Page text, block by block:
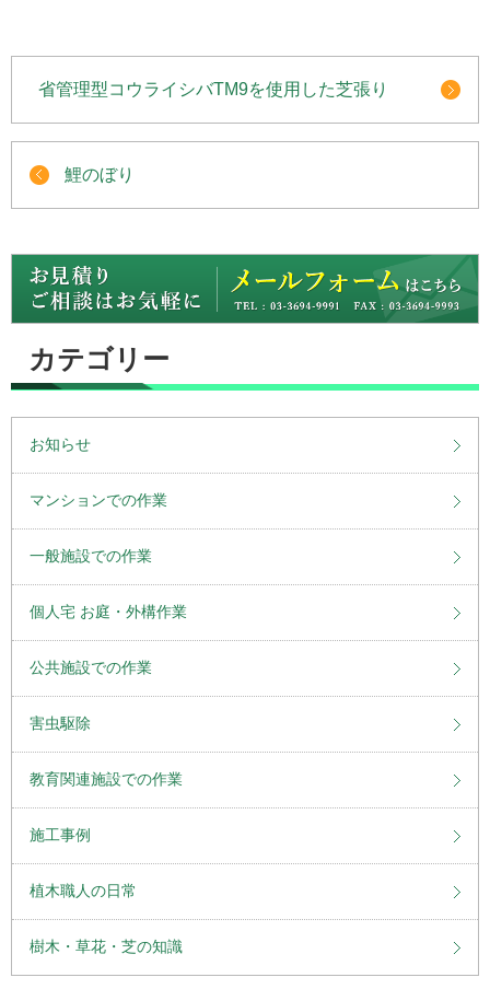
省管理型コウライシバTM9を使用した芝張り
鯉のぼり
カテゴリー
お知らせ
マンションでの作業
一般施設での作業
個人宅 お庭・外構作業
公共施設での作業
害虫駆除
教育関連施設での作業
施工事例
植木職人の日常
樹木・草花・芝の知識